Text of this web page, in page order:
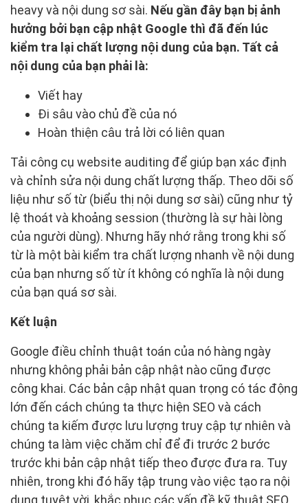
heavy và nội dung sơ sài. Nếu gần đây bạn bị ảnh
hưởng bởi bạn cập nhật Google thì đã đến lúc
kiểm tra lại chất lượng nội dung của bạn. Tất cả
nội dung của bạn phải là:
Viết hay
Đi sâu vào chủ đề của nó
Hoàn thiện câu trả lời có liên quan
Tải công cụ website auditing để giúp bạn xác định
và chỉnh sửa nội dung chất lượng thấp. Theo dõi số
liệu như số từ (biểu thị nội dung sơ sài) cũng như tỷ
lệ thoát và khoảng session (thường là sự hài lòng
của người dùng). Nhưng hãy nhớ rằng trong khi số
từ là một bài kiểm tra chất lượng nhanh về nội dung
của bạn nhưng số từ ít không có nghĩa là nội dung
của bạn quá sơ sài.
Kết luận
Google điều chỉnh thuật toán của nó hàng ngày
nhưng không phải bản cập nhật nào cũng được
công khai. Các bản cập nhật quan trọng có tác động
lớn đến cách chúng ta thực hiện SEO và cách
chúng ta kiếm được lưu lượng truy cập tự nhiên và
chúng ta làm việc chăm chỉ để đi trước 2 bước
trước khi bản cập nhật tiếp theo được đưa ra. Tuy
nhiên, trong khi đó hãy tập trung vào việc tạo ra nội
dung tuyệt vời, khắc phục các vấn đề kỹ thuật SEO,